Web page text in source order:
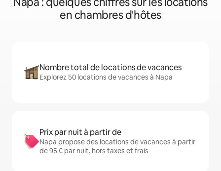
en chambres d'hôtes
Nombre total de locations de vacances
Explorez 50 locations de vacances à Napa
Prix par nuit à partir de
Napa propose des locations de vacances à partir
de 95 € par nuit, hors taxes et frais